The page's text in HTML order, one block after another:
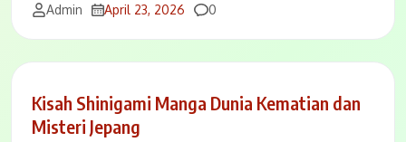
Admin April 23, 2026 Comments
0
Kisah Shinigami Manga Dunia Kematian dan
Misteri Jepang